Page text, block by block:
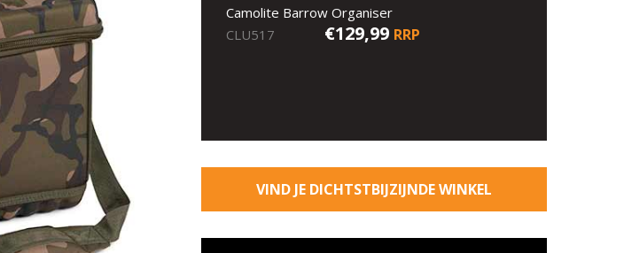
Camolite Barrow Organiser
CLU517
€129,99 RRP
VIND JE DICHTSTBIJZIJNDE WINKEL